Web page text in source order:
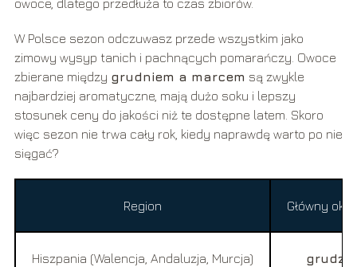
owoce, dlatego przedłuża to czas zbiorów.
W Polsce sezon odczuwasz przede wszystkim jako
zimowy wysyp tanich i pachnących pomarańczy. Owoce
zbierane między grudniem a marcem są zwykle
najbardziej aromatyczne, mają dużo soku i lepszy
stosunek ceny do jakości niż te dostępne latem. Skoro
więc sezon nie trwa cały rok, kiedy naprawdę warto po nie
sięgać?
Region Główny
Hiszpania (Walencja, Andaluzja, Murcja)